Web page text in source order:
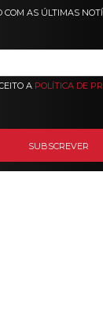
AS ÚLTIMAS
A POLÍTICA DE